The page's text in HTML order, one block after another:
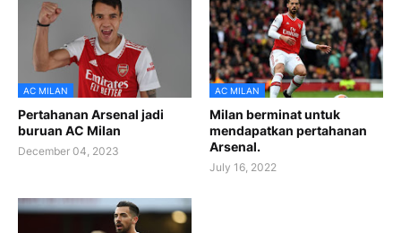
AC MILAN
Pertahanan Arsenal jadi
buruan AC Milan
December 04, 2023
AC MILAN
Milan berminat untuk
mendapatkan pertahanan
Arsenal.
July 16, 2022